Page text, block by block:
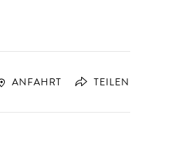
ANFAHRT TEILEN